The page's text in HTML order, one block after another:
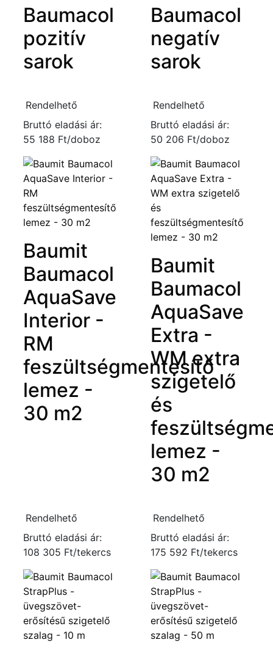
Baumacol
pozitív
sarok
Rendelhető
Bruttó eladási ár:
55 188 Ft/doboz
Baumacol
negatív
sarok
Rendelhető
Bruttó eladási ár:
50 206 Ft/doboz
Baumit
Baumacol
AquaSave
Interior -
RM
feszültségmentesítő
lemez -
30 m2
Rendelhető
Bruttó eladási ár:
108 305 Ft/tekercs
Baumit
Baumacol
AquaSave
Extra -
WM extra
szigetelő
és
lemez -
30 m2
Rendelhető
Bruttó eladási ár:
175 592 Ft/tekercs